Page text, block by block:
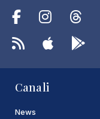
Canali
News